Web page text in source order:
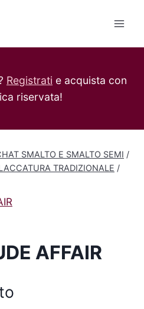
Registrati e acquista con
riservata!
SMALTO E SMALTO SEMI /
TRADIZIONALE /
AFFAIR